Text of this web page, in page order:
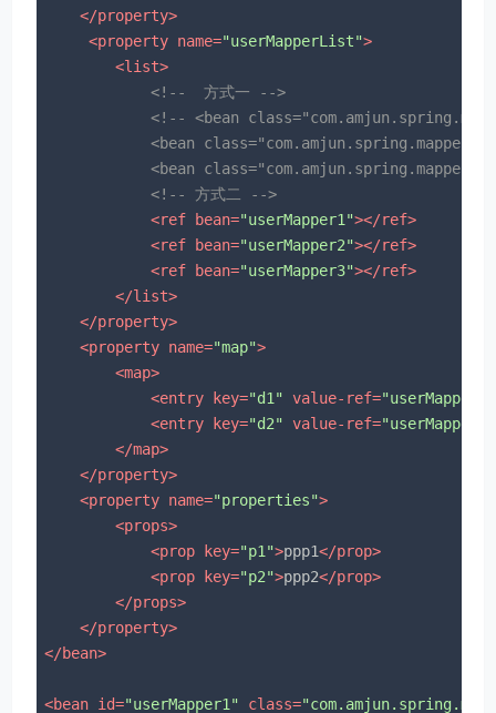
</property>
<property name="userMapperList">
<list>
<!--  方式一 -->
<!-- <bean
<bean
<bean
<!-- 方式二 -->
<ref bean="userMapper1"></ref>
<ref bean="userMapper2"></ref>
<ref bean="userMapper3"></ref>
</list>
</property>
<property name="map">
<map>
<entry key="d1" value-ref="userMapper1"
<entry key="d2" value-ref="userMapper2"
</map>
</property>
<property name="properties">
<props>
<prop key="p1">ppp1</prop>
<prop key="p2">ppp2</prop>
</props>
</property>
</bean>
<bean id="userMapper1" class=